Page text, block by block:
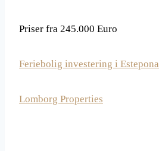
Priser fra 245.000 Euro
Feriebolig investering i Estepona
Lomborg Properties